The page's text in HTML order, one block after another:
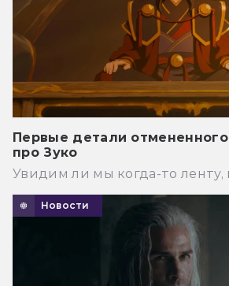
Первые детали
про Зуко
Увидим ли мы когда-то ленту,
Новости